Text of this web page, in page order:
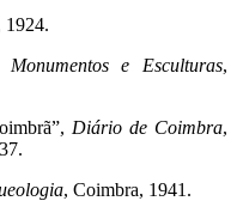
1924.
Monumentos e Esculturas,
Diário de Coimbra,
, Coimbra, 1941.